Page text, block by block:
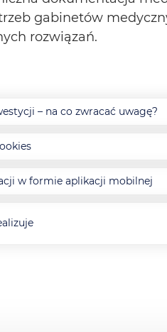
gabinetów
rozwiązań.
– na co zwracać uwagę?
w formie aplikacji mobilnej